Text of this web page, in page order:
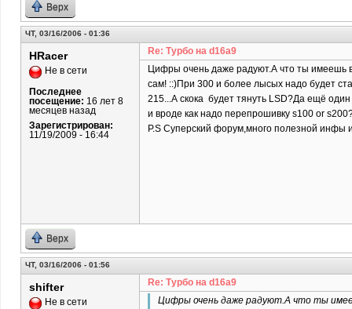
Верх
ЧТ, 03/16/2006 - 01:36
HRacer
Не в сети
Последнее
посещение: 16 лет 8
месяцев назад
Зарегистрирован:
11/19/2009 - 16:44
Re: Турбо на d16a9
Цифры очень даже радуют.А что ты имеешь
сам! ::)При 300 и более лысых надо будет
215...А скока будет тянуть LSD?Да ещё
и вроде как надо перепрошивку s100 or
P.S Суперский форум,много полезной инфы
Верх
ЧТ, 03/16/2006 - 01:56
shifter
Не в сети
Re: Турбо на d16a9
Цифры очень даже радуют.А что ты